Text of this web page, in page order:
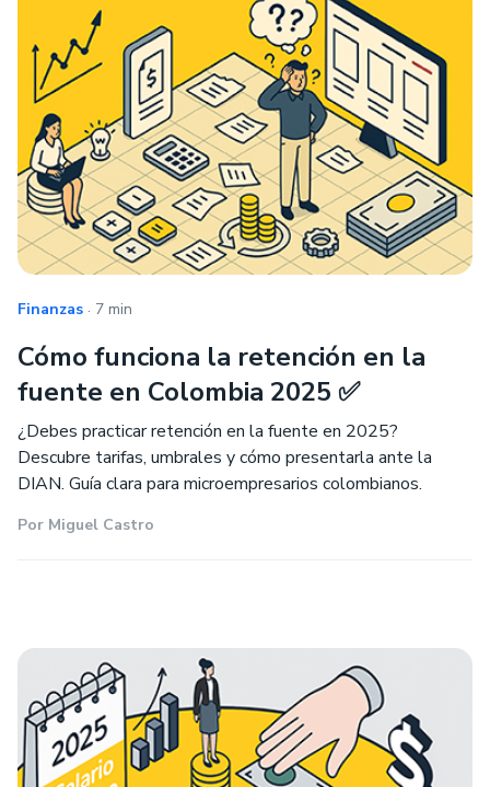
Finanzas . 7 min
Cómo funciona la retención en la
fuente en Colombia 2025 ✅
¿Debes practicar retención en la fuente en 2025?
Descubre tarifas, umbrales y cómo presentarla ante la
DIAN. Guía clara para microempresarios colombianos.
Por Miguel Castro